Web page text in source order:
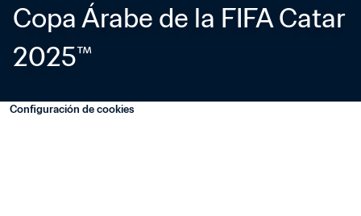
Copa Árabe de la FIFA Catar
2025™
Configuración de cookies